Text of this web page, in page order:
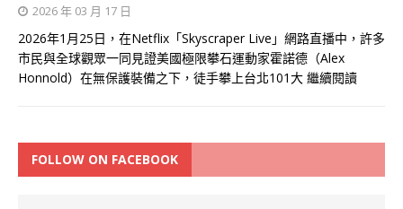
2026 年 03 月 17 日
2026年1月25日，在Netflix「Skyscraper Live」網路直播中，許多
市民與全球觀眾一同見證美國極限攀石運動家霍諾德（Alex
Honnold）在無保護裝備之下，徒手攀上台北101大 繼續閱讀
FOLLOW ON FACEBOOK